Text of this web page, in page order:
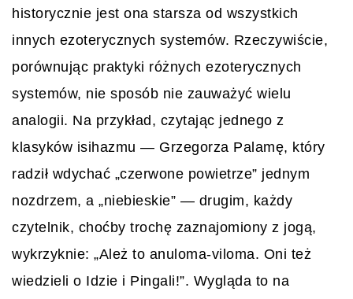
historycznie jest ona starsza od wszystkich
innych ezoterycznych systemów. Rzeczywiście,
porównując praktyki różnych ezoterycznych
systemów, nie sposób nie zauważyć wielu
analogii. Na przykład, czytając jednego z
klasyków isihazmu — Grzegorza Palamę, który
radził wdychać „czerwone powietrze” jednym
nozdrzem, a „niebieskie” — drugim, każdy
czytelnik, choćby trochę zaznajomiony z jogą,
wykrzyknie: „Ależ to anuloma-viloma. Oni też
wiedzieli o Idzie i Pingali!”. Wygląda to na